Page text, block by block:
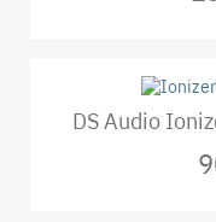
DS Audio